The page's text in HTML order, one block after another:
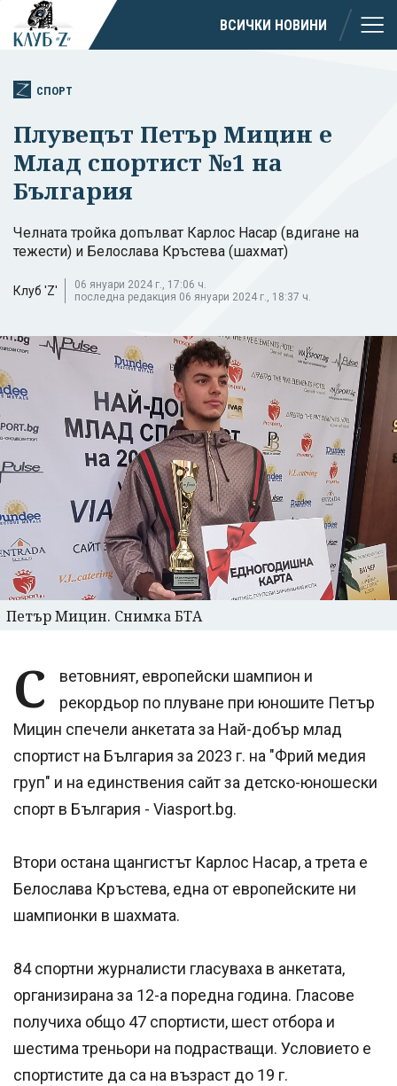
ВСИЧКИ НОВИНИ
СПОРТ
Плувецът Петър Мицин е
Млад спортист №1 на
България
Челната тройка допълват Карлос Насар (вдигане на
тежести) и Белослава Кръстева (шахмат)
Клуб 'Z'
06 януари 2024 г., 17:06 ч.
последна редакция 06 януари 2024 г., 18:37 ч.
Петър Мицин. Снимка БТА
С
ветовният, европейски шампион и
рекордьор по плуване при юношите Петър
Мицин спечели анкетата за Най-добър млад
спортист на България за 2023 г. на "Фрий медия
груп" и на единствения сайт за детско-юношески
спорт в България - Viasport.bg.
Втори остана щангистът Карлос Насар, а трета е
Белослава Кръстева, една от европейските ни
шампионки в шахмата.
84 спортни журналисти гласуваха в анкетата,
организирана за 12-а поредна година. Гласове
получиха общо 47 спортисти, шест отбора и
шестима треньори на подрастващи. Условието е
спортистите да са на възраст до 19 г.